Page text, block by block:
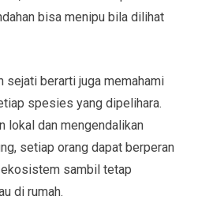
bisa menipu bila dilihat
sejati berarti juga memahami
spesies yang dipelihara.
lokal dan mengendalikan
setiap orang dapat berperan
sambil tetap
di rumah.